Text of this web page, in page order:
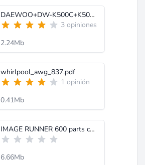
DAEWOO+DW-K500C+K501C.pdf
3 opiniones
2.24Mb
whirlpool_awg_837.pdf
1 opinión
0.41Mb
IMAGE RUNNER 600 parts catalog.pdf
6.66Mb